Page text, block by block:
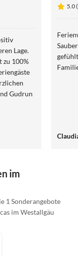
Lage.
zu 100%
Gudrun
5.0
im
1 Sonderangebote
im Westallgäu